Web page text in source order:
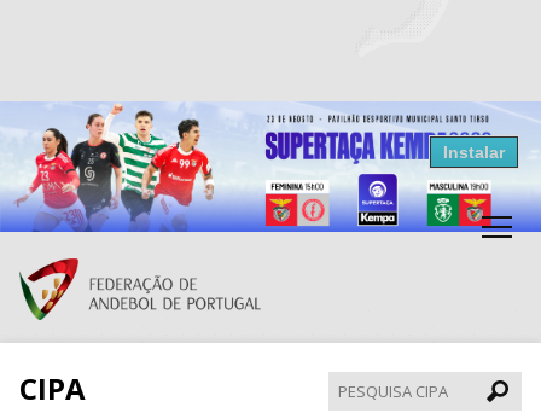
Resultados Andebol
Federação de Andebol de Portugal
Grátis - Disponivel na Play Store
Instalar
CIPA
CIPA